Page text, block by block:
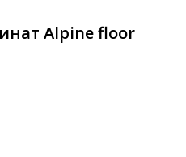
Alpine floor